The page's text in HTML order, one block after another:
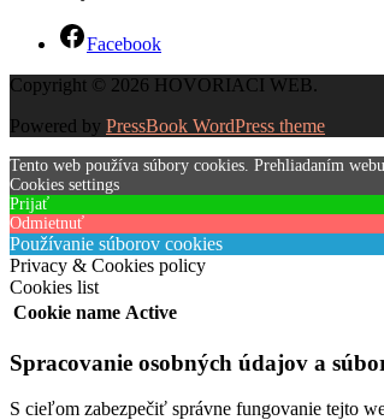
Facebook
Copyright © 2026 HOVORIACI WEB.
Powered by PressBook WordPress theme
Tento web používa súbory cookies. Prehliadaním
Cookies settings
Prijať
Odmietnuť
Používanie súborov cookies
Privacy & Cookies policy
Cookies list
Cookie name Active
Spracovanie osobných údajov a
S cieľom zabezpečiť správne fungovanie tejto